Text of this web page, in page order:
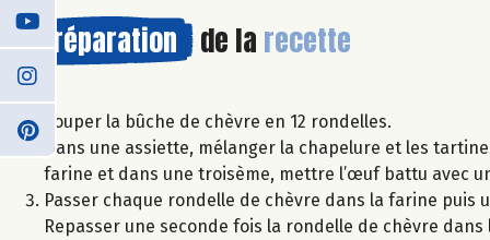
Préparation de la recette
Couper la bûche de chèvre en 12 rondelles.
Dans une assiette, mélanger la chapelure et les
farine et dans une troisème, mettre l’œuf battu avec
Passer chaque rondelle de chèvre dans la farine
Repasser une seconde fois la rondelle de chèvre